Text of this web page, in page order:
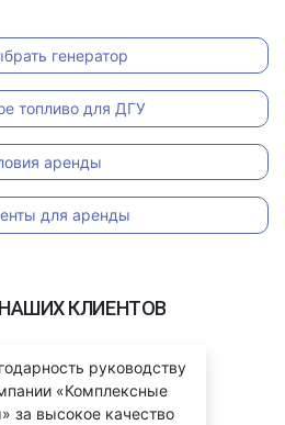
генератор
топливо для ДГУ
аренды
для аренды
КЛИЕНТОВ
руководству
«Комплексные
за высокое качество